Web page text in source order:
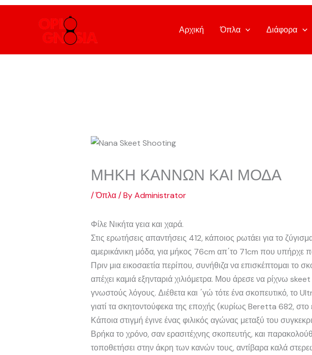
Αρχική Όπλα Διάφορα
ΜΗΚΗ ΚΑΝΝΩΝ ΚΑΙ ΜΟΔΑ
/Όπλα/ ByAdministrator
Φίλε Νικήτα γεια και χαρά.
Στις ερωτήσεις απαντήσεις 412, κάποιος ρωτάει για το
αμερικάνικη μόδα, για μήκος 76cm απ΄το 71cm που υπήρχε
Πριν μια εικοσαετία περίπου, συνήθιζα να επισκέπτομαι το
απέχει καμιά εξηνταριά χιλιόμετρα. Μου άρεσε να ρίχνω
γνωστούς λόγους. Διέθετα και ΄γώ τότε ένα σκοπευτικό, το
γιατί τα σκητοντούφεκα της εποχής (κυρίως Beretta 682,
Κάποια στιγμή έγινε ένας φιλικός αγώνας μεταξύ του
Βρήκα το χρόνο, σαν ερασιτέχνης σκοπευτής, και
τοποθετήσει στην άκρη των κανών τους, αντίβαρα καλά